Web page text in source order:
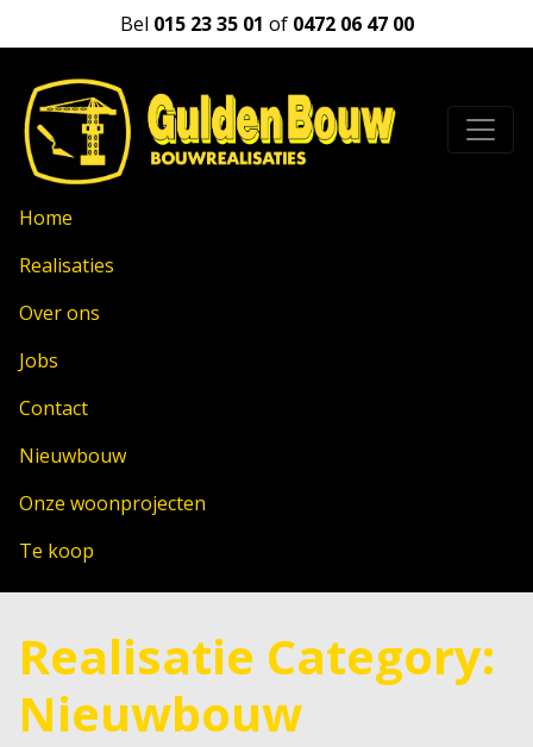
Bel 015 23 35 01 of 0472 06 47 00
Home
Realisaties
Over ons
Jobs
Contact
Nieuwbouw
Onze woonprojecten
Te koop
Realisatie Category:
Nieuwbouw